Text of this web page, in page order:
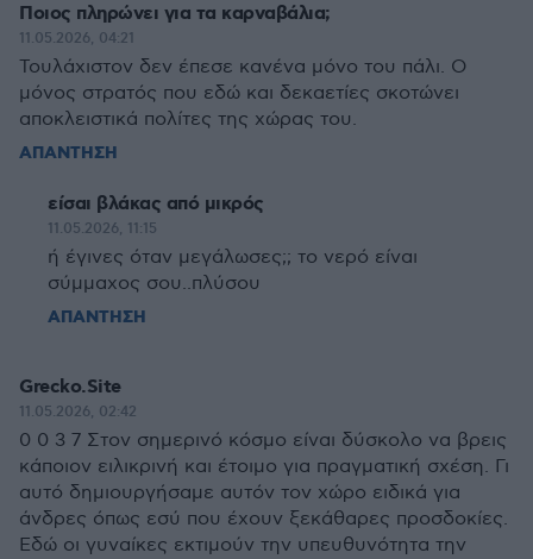
Ποιος πληρώνει για τα καρναβάλια;
11.05.2026, 04:21
Τουλάχιστον δεν έπεσε κανένα μόνο του πάλι. Ο
μόνος στρατός που εδώ και δεκαετίες σκοτώνει
αποκλειστικά πολίτες της χώρας του.
ΑΠΑΝΤΗΣΗ
είσαι βλάκας από μικρός
11.05.2026, 11:15
ή έγινες όταν μεγάλωσες;; το νερό είναι
σύμμαχος σου..πλύσου
ΑΠΑΝΤΗΣΗ
Grecko.Site
11.05.2026, 02:42
0 0 3 7 Στον σημερινό κόσμο είναι δύσκολο να βρεις
κάποιον ειλικρινή και έτοιμο για πραγματική σχέση. Γι
αυτό δημιουργήσαμε αυτόν τον χώρο ειδικά για
άνδρες όπως εσύ που έχουν ξεκάθαρες προσδοκίες.
Εδώ οι γυναίκες εκτιμούν την υπευθυνότητα την